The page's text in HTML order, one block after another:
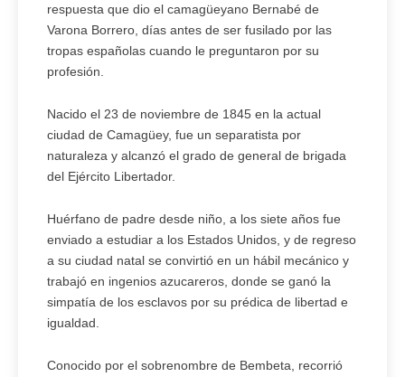
respuesta que dio el camagüeyano Bernabé de
Varona Borrero, días antes de ser fusilado por las
tropas españolas cuando le preguntaron por su
profesión.
Nacido el 23 de noviembre de 1845 en la actual
ciudad de Camagüey, fue un separatista por
naturaleza y alcanzó el grado de general de brigada
del Ejército Libertador.
Huérfano de padre desde niño, a los siete años fue
enviado a estudiar a los Estados Unidos, y de regreso
a su ciudad natal se convirtió en un hábil mecánico y
trabajó en ingenios azucareros, donde se ganó la
simpatía de los esclavos por su prédica de libertad e
igualdad.
Conocido por el sobrenombre de Bembeta, recorrió